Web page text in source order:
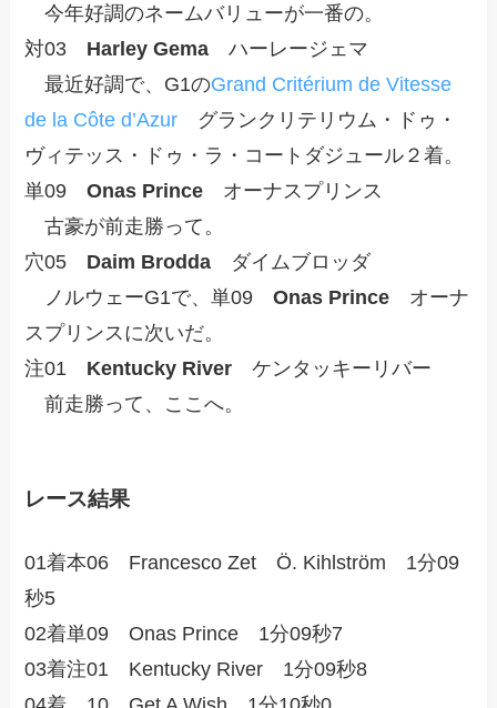
今年好調のネームバリューが一番の。
対03 Harley Gema ハーレージェマ
最近好調で、G1のGrand Critérium de Vitesse
de la Côte d’Azur グランクリテリウム・ドゥ・
ヴィテッス・ドゥ・ラ・コートダジュール２着。
単09Onas Prince オーナスプリンス
古豪が前走勝って。
穴05 Daim Brodda ダイムブロッダ
ノルウェーG1で、単09Onas Prince オーナ
スプリンスに次いだ。
注01 Kentucky River ケンタッキーリバー
前走勝って、ここへ。
レース結果
01着本06 Francesco Zet Ö. Kihlström 1分09
秒5
02着単09 Onas Prince 1分09秒7
03着注01 Kentucky River 1分09秒8